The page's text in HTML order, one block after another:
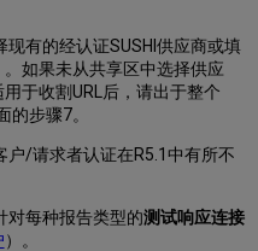
有的经认证SUSHI供应商或填
如果未从共享区中选择供应
于收割URL后，请出于整个
步骤7。
/请求者认证在R5.1中有所不
对每种报告类型的测试响应连接
）。